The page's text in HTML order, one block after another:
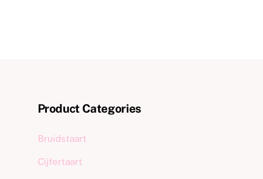
Product Categories
Bruidstaart
Cijfertaart